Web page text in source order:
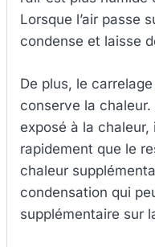
Lorsque l’air passe
condense et laisse
De plus, le
conserve la
exposé à la
rapidement que le
chaleur
condensation qui
supplémentaire sur